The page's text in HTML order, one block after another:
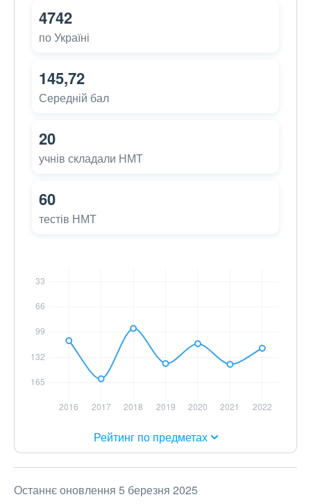
4742
по Україні
145,72
Середній бал
20
учнів складали НМТ
60
тестів НМТ
Рейтинг по предметах
Останнє оновлення 5 березня 2025